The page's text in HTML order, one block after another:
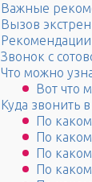
Важные
Вызов
Звонок с
Что можно
Вот что
Куда звонить
По
По
По
По